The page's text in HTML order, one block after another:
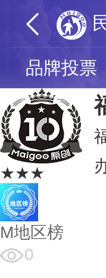
品牌投票
★★★
M地区榜
0